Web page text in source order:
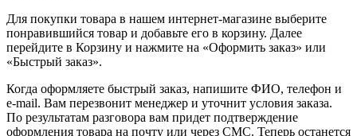
Для покупки товара в нашем интернет-магазине выберите
понравившийся товар и добавьте его в корзину. Далее
перейдите в Корзину и нажмите на «Оформить заказ» или
«Быстрый заказ».
Когда оформляете быстрый заказ, напишите ФИО, телефон и
e-mail. Вам перезвонит менеджер и уточнит условия заказа.
По результатам разговора вам придет подтверждение
оформления товара на почту или через СМС. Теперь останется